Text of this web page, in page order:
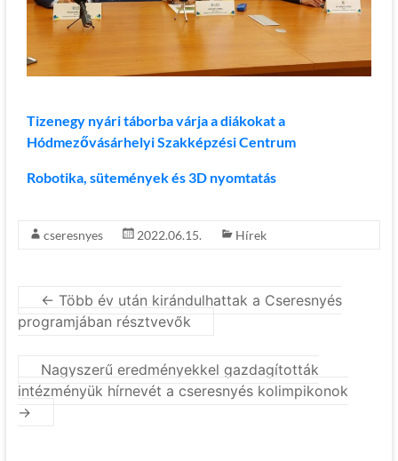
Tizenegy nyári táborba várja a diákokat a
Hódmezővásárhelyi Szakképzési Centrum
Robotika, sütemények és 3D nyomtatás
cseresnyes 2022.06.15. Hírek
← Több év után kirándulhattak a Cseresnyés
programjában résztvevők
Nagyszerű eredményekkel gazdagították
intézményük hírnevét a cseresnyés kolimpikonok
→